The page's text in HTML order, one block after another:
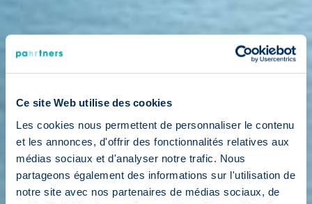
Ce site Web utilise des cookies
Les cookies nous permettent de personnaliser le contenu
et les annonces, d'offrir des fonctionnalités relatives aux
médias sociaux et d'analyser notre trafic. Nous
partageons également des informations sur l'utilisation de
notre site avec nos partenaires de médias sociaux, de